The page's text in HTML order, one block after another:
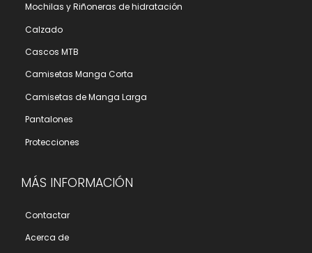
Mochilas y Riñoneras de hidratación
Calzado
Cascos MTB
Camisetas Manga Corta
Camisetas de Manga Larga
Pantalones
Protecciones
MÁS INFORMACIÓN
Contactar
Acerca de